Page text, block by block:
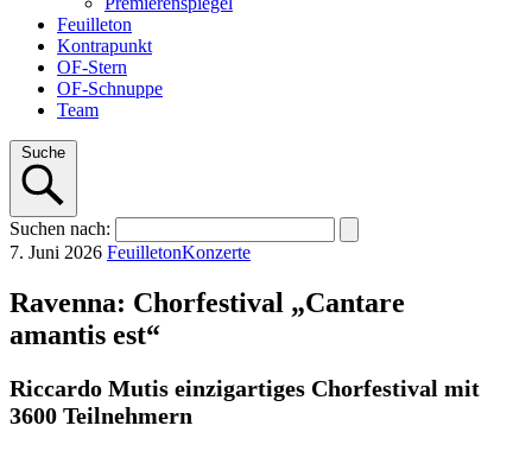
Feuilleton
Kontrapunkt
OF-Stern
OF-Schnuppe
Team
Suche
Suchen nach:
7. Juni 2026 FeuilletonKonzerte
Ravenna: Chorfestival „Cantare
amantis est“
Riccardo Mutis einzigartiges Chorfestival mit
3600 Teilnehmern